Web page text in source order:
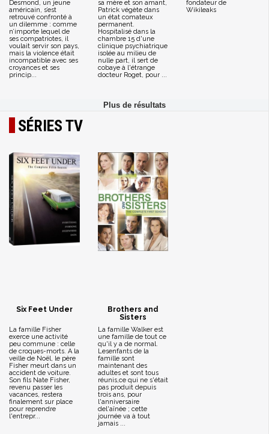
Desmond, un jeune
américain, s’est
retrouvé confronté à
un dilemme : comme
n’importe lequel de
ses compatriotes, il
voulait servir son pays,
mais la violence était
incompatible avec ses
croyances et ses
princip...
sa mère et son amant,
Patrick végète dans
un état comateux
permanent.
Hospitalisé dans la
chambre 15 d'une
clinique psychiatrique
isolée au milieu de
nulle part, il sert de
cobaye à l'étrange
docteur Roget, pour ...
fondateur de
Wikileaks
SÉRIES TV
Six Feet Under
La famille Fisher
exerce une activité
peu commune : celle
de croques-morts. A la
veille de Noël, le père
Fisher meurt dans un
accident de voiture.
Son fils Nate Fisher,
revenu passer les
vacances, restera
finalement sur place
pour reprendre
l'entrepr...
Brothers and
Sisters
La famille Walker est
une famille de tout ce
qu'il y a de normal.
Lesenfants de la
famille sont
maintenant des
adultes et sont tous
réunis,ce qui ne s'était
pas produit depuis
trois ans, pour
l'anniversaire
del'aînée ; cette
journée va à tout
jamais ...